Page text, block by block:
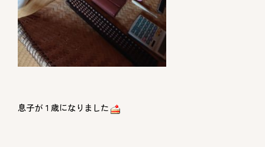
息子が１歳になりました